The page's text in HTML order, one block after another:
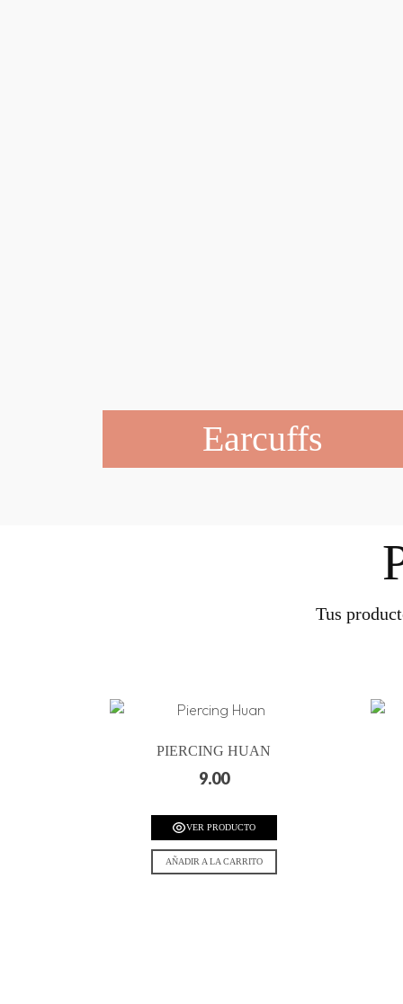
Earcuffs
Tus
PIERCING HUAN
9.00
VER PRODUCTO
AÑADIR A LA CARRITO